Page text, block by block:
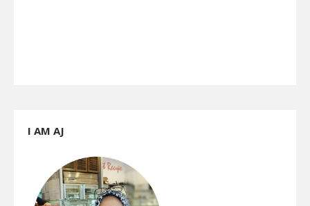
I AM AJ